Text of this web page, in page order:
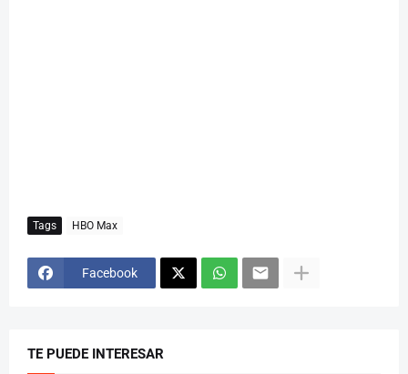
Tags HBO Max
Facebook
TE PUEDE INTERESAR